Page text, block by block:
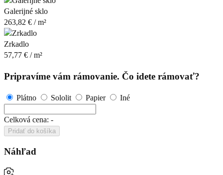
Galerijné sklo
263,82 € / m²
Zrkadlo
57,77 € / m²
Pripravíme vám rámovanie. Čo idete rámovať?
Plátno Sololit Papier Iné
Celková cena: -
Pridať do košíka
Náhľad